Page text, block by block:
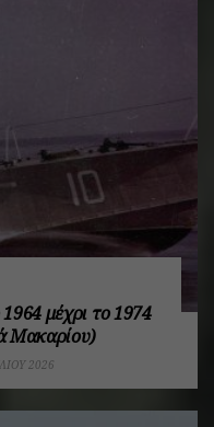
μέχρι το 1974
Μακαρίου)
2026